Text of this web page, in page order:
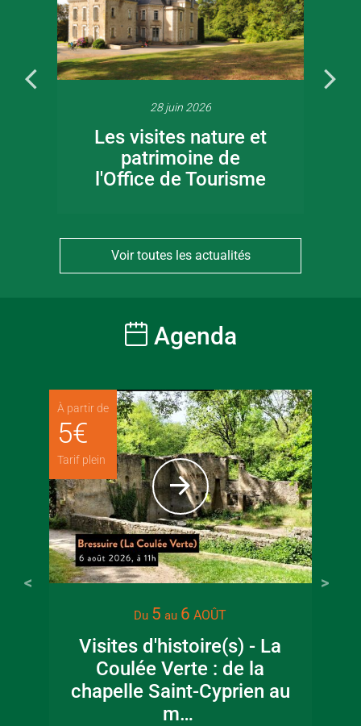
28 juin 2026
Les visites nature et
patrimoine de
l'Office de Tourisme
Voir toutes les actualités
Agenda
À partir de
5€
Tarif plein
Du 5 au 6 AOÛT
Visites d'histoire(s) - La
Coulée Verte : de la
chapelle Saint-Cyprien au
m…